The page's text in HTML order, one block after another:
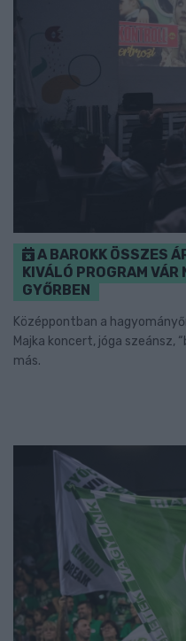
A BAROKK ÖSSZES
KIVÁLÓ PROGRAM
GYŐRBEN
Középpontban a
Majka koncert, jóga szeánsz,
más.